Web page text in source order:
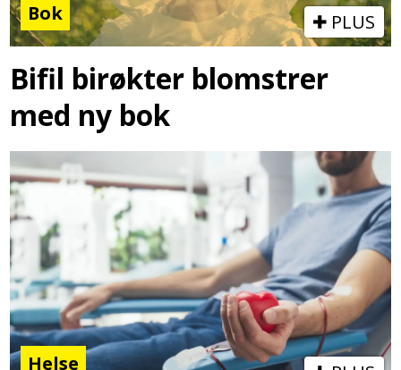
Bok PLUS
Bifil birøkter blomstrer
med ny bok
Helse